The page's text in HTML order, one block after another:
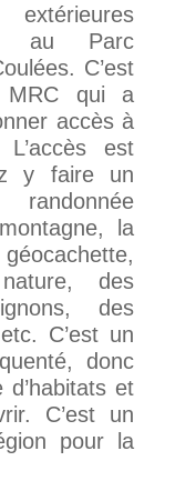
au Parc
C’est
qui a
accès à
est
y faire un
la
des
des
C’est un
donc
et
C’est un
pour la